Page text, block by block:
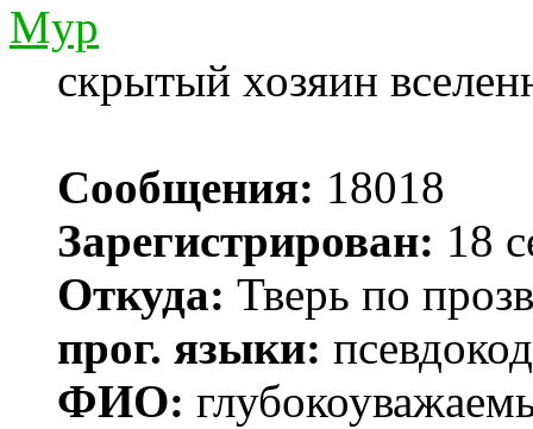
Myp
скрытый хозяин
Сообщения: 18018
Зарегистрирован: 18
Откуда: Тверь по
прог. языки:
ФИО: